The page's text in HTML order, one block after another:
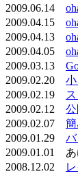
2009.06.14
2009.04.15
2009.04.13
2009.04.05
2009.03.13
2009.02.20
2009.02.19
2009.02.12
2009.02.07
2009.01.29
2009.01.01 あ
2008.12.02